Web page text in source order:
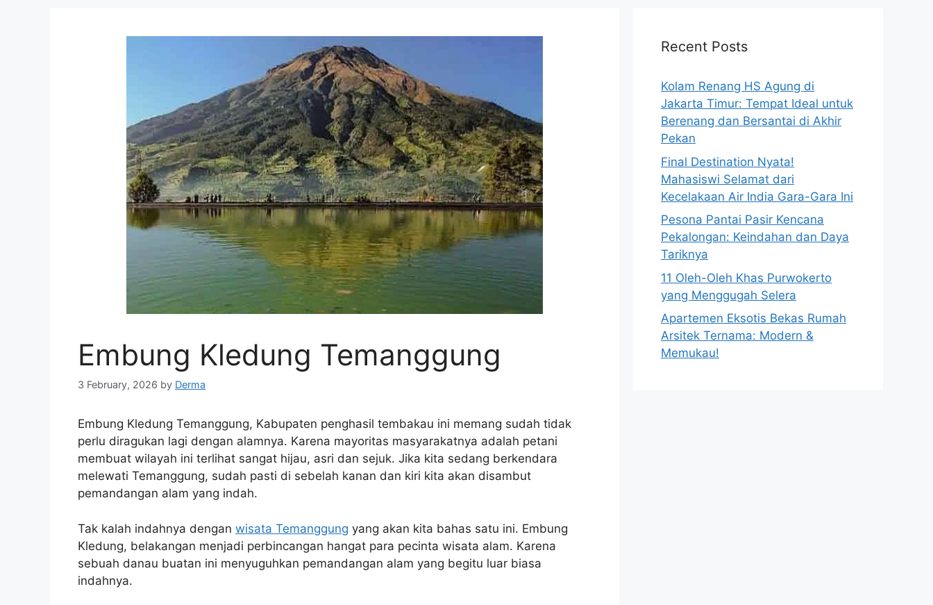
Embung Kledung Temanggung
3 February, 2026 by Derma
Embung Kledung Temanggung, Kabupaten penghasil tembakau ini memang sudah tidak
perlu diragukan lagi dengan alamnya. Karena mayoritas masyarakatnya adalah petani
membuat wilayah ini terlihat sangat hijau, asri dan sejuk. Jika kita sedang berkendara
melewati Temanggung, sudah pasti di sebelah kanan dan kiri kita akan disambut
pemandangan alam yang indah.
Tak kalah indahnya dengan wisata Temanggung yang akan kita bahas satu ini. Embung
Kledung, belakangan menjadi perbincangan hangat para pecinta wisata alam. Karena
sebuah danau buatan ini menyuguhkan pemandangan alam yang begitu luar biasa
indahnya.
Recent Posts
Kolam Renang HS Agung di
Jakarta Timur: Tempat Ideal untuk
Berenang dan Bersantai di Akhir
Pekan
Final Destination Nyata!
Mahasiswi Selamat dari
Kecelakaan Air India Gara-Gara Ini
Pesona Pantai Pasir Kencana
Pekalongan: Keindahan dan Daya
Tariknya
11 Oleh-Oleh Khas Purwokerto
yang Menggugah Selera
Apartemen Eksotis Bekas Rumah
Arsitek Ternama: Modern &
Memukau!